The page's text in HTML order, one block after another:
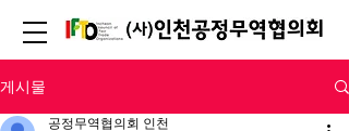
게시물
공정무역협의회 인천